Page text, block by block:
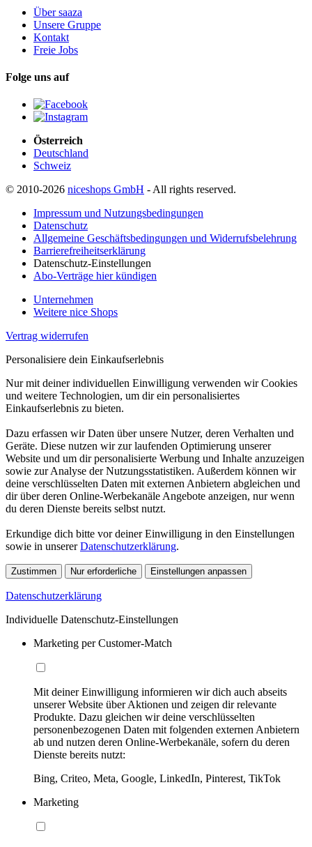
Über saaza
Unsere Gruppe
Kontakt
Freie Jobs
Folge uns auf
Österreich
Deutschland
Schweiz
© 2010-2026 niceshops GmbH - All rights reserved.
Impressum und Nutzungsbedingungen
Datenschutz
Allgemeine Geschäftsbedingungen und Widerrufsbelehrung
Barrierefreiheitserklärung
Datenschutz-Einstellungen
Abo-Verträge hier kündigen
Unternehmen
Weitere nice Shops
Vertrag widerrufen
Personalisiere dein Einkaufserlebnis
Nur mit deiner individuellen Einwilligung verwenden wir Cookies
und weitere Technologien, um dir ein personalisiertes
Einkaufserlebnis zu bieten.
Dazu erfassen wir Daten über unsere Nutzer, deren Verhalten und
Geräte. Diese nutzen wir zur laufenden Optimierung unserer
Website und um dir personalisierte Werbung und Inhalte anzuzeigen
sowie zur Analyse der Nutzungsstatistiken. Außerdem können wir
deine verschlüsselten Daten mit externen Anbietern abgleichen und
dir über deren Online-Werbekanäle Angebote anzeigen, nur wenn
du deren Dienste bereits selbst nutzt.
Erkundige dich bitte vor deiner Einwilligung in den Einstellungen
sowie in unsererDatenschutzerklärung.
Zustimmen Nur erforderliche Einstellungen anpassen
Datenschutzerklärung
Individuelle Datenschutz-Einstellungen
Marketing per Customer-Match
Mit deiner Einwilligung informieren wir dich auch abseits
unserer Website über Aktionen und zeigen dir relevante
Produkte. Dazu gleichen wir deine verschlüsselten
personenbezogenen Daten mit folgenden externen Anbietern
ab und nutzen deren Online-Werbekanäle, sofern du deren
Dienste bereits nutzt:
Bing, Criteo, Meta, Google, LinkedIn, Pinterest, TikTok
Marketing